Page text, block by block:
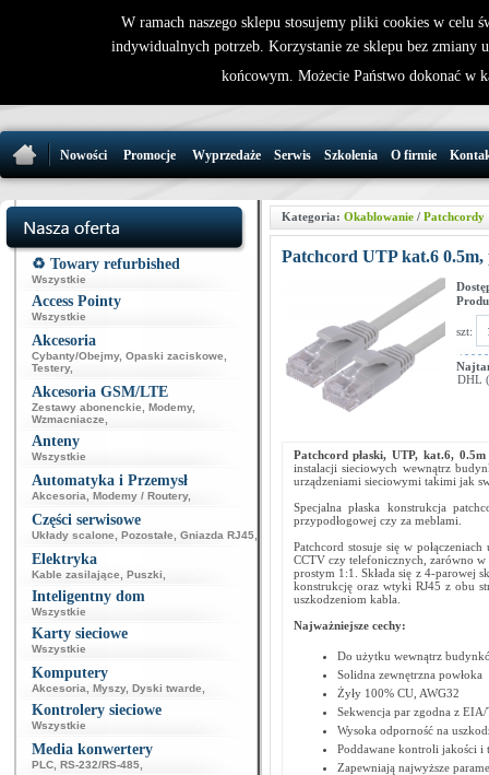
32 721 86
Nowości Promocje Wyprzedaże Serwis Szkolenia O firmie
♻️ Towary refurbished
Wszystkie
Access Pointy
Wszystkie
Akcesoria
Cybanty/Obejmy, Opaski zaciskowe
Testery,
Akcesoria GSM/LTE
Zestawy abonenckie Modemy,
Wzmacniacze
Anteny
Wszystkie
Automatyka i Przemysł
Akcesoria Modemy / Routery,
Części serwisowe
Układy scalone Pozostałe Gniazda RJ45
Elektryka
Kable zasilające Puszki
Inteligentny dom
Wszystkie
Karty sieciowe
Wszystkie
Komputery
Akcesoria Myszy, Dyski twarde
Kontrolery sieciowe
Wszystkie
Media konwertery
PLC RS-232/RS-485
Kategoria: Okablowanie/ Patchcordy
Patchcord UTP kat.6 0.5m,
szt:
DHL
Patchcord płaski, UTP, kat.6, 0.5m
instalacji sieciowych wewnątrz
urządzeniami sieciowymi takimi jak
Specjalna płaska konstrukcja
przypodłogowej czy za meblami.
Patchcord stosuje się w
CCTV czy telefonicznych, zarówno w
prostym 1:1. Składa się z 4-parowej
konstrukcję oraz wtyki RJ45 z obu
uszkodzeniom kabla.
Najważniejsze cechy:
Do użytku wewnątrz
Solidna zewnętrzna powłoka
Żyły 100% CU, AWG32
Sekwencja par zgodna z
Wysoka odporność na
Poddawane kontroli jakości i
Zapewniają najwyższe
W ramach naszego sklepu stosujemy pliki cookies w celu
indywidualnych potrzeb. Korzystanie ze sklepu bez zmiany
końcowym. Możecie Państwo dokonać w